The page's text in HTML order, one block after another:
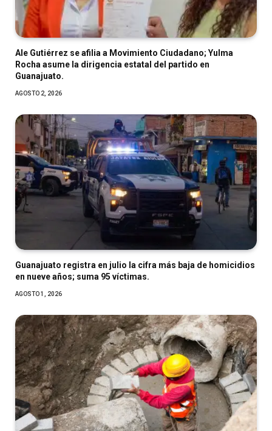
Ale Gutiérrez se afilia a Movimiento Ciudadano; Yulma
Rocha asume la dirigencia estatal del partido en
Guanajuato.
AGOSTO 2, 2026
Guanajuato registra en julio la cifra más baja de homicidios
en nueve años; suma 95 víctimas.
AGOSTO 1, 2026